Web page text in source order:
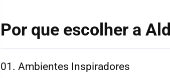
Por que escolher a
01. Ambientes Inspiradores